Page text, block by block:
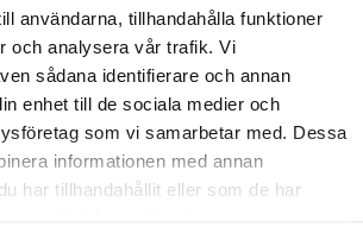
användarna, tillhandahålla funktioner
och analysera vår trafik. Vi
sådana identifierare och annan
enhet till de sociala medier och
som vi samarbetar med. Dessa
informationen med annan
har tillhandahållit eller som de har